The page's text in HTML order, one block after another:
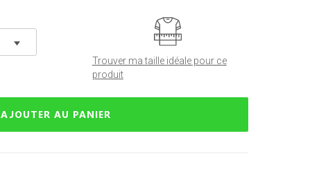
Trouver ma taille idéale pour ce
produit
AJOUTER AU PANIER